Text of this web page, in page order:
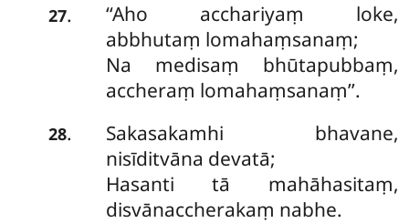
27.
‘‘Aho acchariyaṃ loke,
abbhutaṃ lomahaṃsanaṃ;
Na medisaṃ bhūtapubbaṃ,
accheraṃ lomahaṃsanaṃ’’.
28.
Sakasakamhi bhavane,
nisīditvāna devatā;
Hasanti tā mahāhasitaṃ,
disvānaccherakaṃ nabhe.